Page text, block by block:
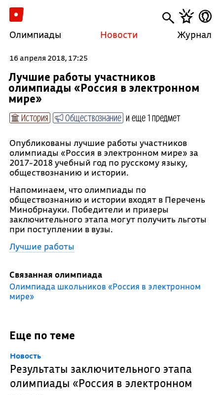
Олимпиады Новости Журнал
16 апреля 2018, 17:25
Лучшие работы участников
олимпиады «Россия в электронном
мире»
История Обществознание и еще 1 предмет
Опубликованы лучшие работы участников
олимпиады «Россия в электронном мире» за
2017-2018 учебный год по русскому языку,
обществознанию и истории.
Напоминаем, что олимпиады по
обществознанию и истории входят в Перечень
Минобрнауки. Победители и призеры
заключительного этапа могут получить льготы
при поступлении в вузы.
Лучшие работы
Связанная олимпиада
Олимпиада школьников «Россия в электронном
мире»
Еще по теме
Новость
Результаты заключительного этапа
олимпиады «Россия в электронном